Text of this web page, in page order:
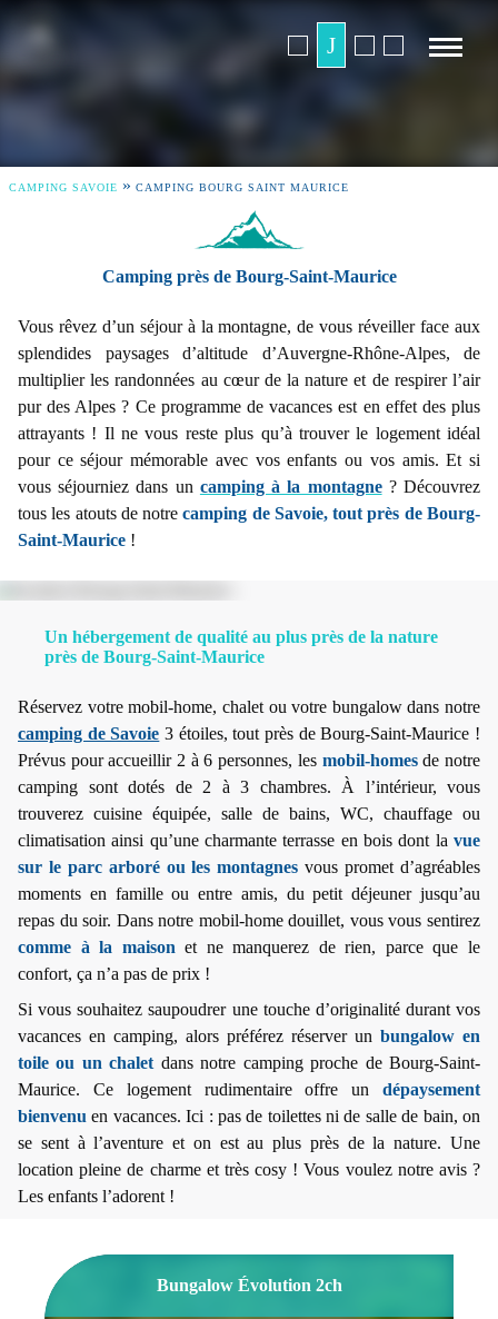
CAMPING SAVOIE » CAMPING BOURG SAINT MAURICE
Camping près de Bourg-Saint-Maurice
Vous rêvez d’un séjour à la montagne, de vous réveiller face aux
splendides paysages d’altitude d’Auvergne-Rhône-Alpes, de
multiplier les randonnées au cœur de la nature et de respirer l’air
pur des Alpes ? Ce programme de vacances est en effet des plus
attrayants ! Il ne vous reste plus qu’à trouver le logement idéal
pour ce séjour mémorable avec vos enfants ou vos amis. Et si
vous séjourniez dans un camping à la montagne? Découvrez
tous les atouts de notrecamping de Savoie, tout près de Bourg-
Saint-Maurice !
Un hébergement de qualité au plus près de la nature
près de Bourg-Saint-Maurice
Réservez votre mobil-home, chalet ou votre bungalow dans notre
camping de Savoie 3 étoiles, tout près de Bourg-Saint-Maurice !
Prévus pour accueillir 2 à 6 personnes, les mobil-homesde notre
camping sont dotés de 2 à 3 chambres. À l’intérieur, vous
trouverez cuisine équipée, salle de bains, WC, chauffage ou
climatisation ainsi qu’une charmante terrasse en bois dont la vue
sur le parc arboré ou les montagnesvous promet d’agréables
moments en famille ou entre amis, du petit déjeuner jusqu’au
repas du soir. Dans notre mobil-home douillet, vous vous sentirez
comme à la maisonet ne manquerez de rien, parce que le
confort, ça n’a pas de prix !
Si vous souhaitez saupoudrer une touche d’originalité durant vos
vacances en camping, alors préférez réserver un bungalow en
toile ou un chalet dans notre camping proche de Bourg-Saint-
Maurice. Ce logement rudimentaire offre un dépaysement
bienvenu en vacances. Ici : pas de toilettes ni de salle de bain, on
se sent à l’aventure et on est au plus près de la nature. Une
location pleine de charme et très cosy ! Vous voulez notre avis ?
Les enfants l’adorent !
Bungalow Évolution 2ch